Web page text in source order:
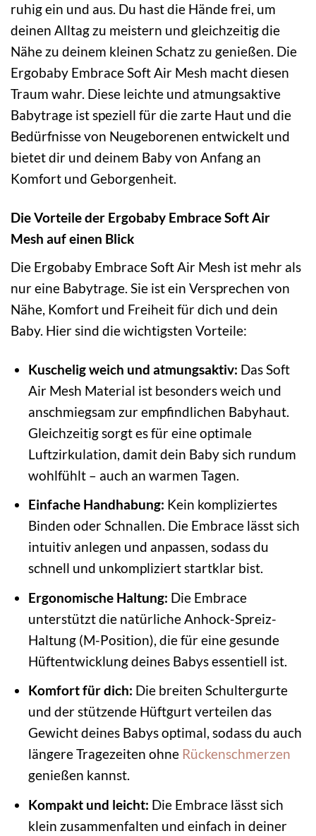
ruhig ein und aus. Du hast die Hände frei, um
deinen Alltag zu meistern und gleichzeitig die
Nähe zu deinem kleinen Schatz zu genießen. Die
Ergobaby Embrace Soft Air Mesh macht diesen
Traum wahr. Diese leichte und atmungsaktive
Babytrage ist speziell für die zarte Haut und die
Bedürfnisse von Neugeborenen entwickelt und
bietet dir und deinem Baby von Anfang an
Komfort und Geborgenheit.
Die Vorteile der Ergobaby Embrace Soft Air
Mesh auf einen Blick
Die Ergobaby Embrace Soft Air Mesh ist mehr als
nur eine Babytrage. Sie ist ein Versprechen von
Nähe, Komfort und Freiheit für dich und dein
Baby. Hier sind die wichtigsten Vorteile:
Kuschelig weich und atmungsaktiv: Das Soft
Air Mesh Material ist besonders weich und
anschmiegsam zur empfindlichen Babyhaut.
Gleichzeitig sorgt es für eine optimale
Luftzirkulation, damit dein Baby sich rundum
wohlfühlt – auch an warmen Tagen.
Einfache Handhabung: Kein kompliziertes
Binden oder Schnallen. Die Embrace lässt sich
intuitiv anlegen und anpassen, sodass du
schnell und unkompliziert startklar bist.
Ergonomische Haltung: Die Embrace
unterstützt die natürliche Anhock-Spreiz-
Haltung (M-Position), die für eine gesunde
Hüftentwicklung deines Babys essentiell ist.
Komfort für dich: Die breiten Schultergurte
und der stützende Hüftgurt verteilen das
Gewicht deines Babys optimal, sodass du auch
längere Tragezeiten ohne Rückenschmerzen
genießen kannst.
Kompakt und leicht: Die Embrace lässt sich
klein zusammenfalten und einfach in deiner